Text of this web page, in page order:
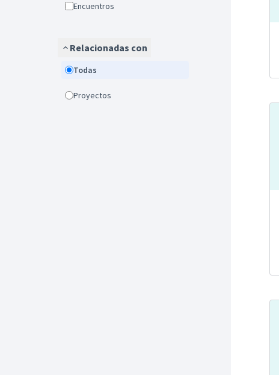
Encuentros
Relacionadas con
Todas
Proyectos